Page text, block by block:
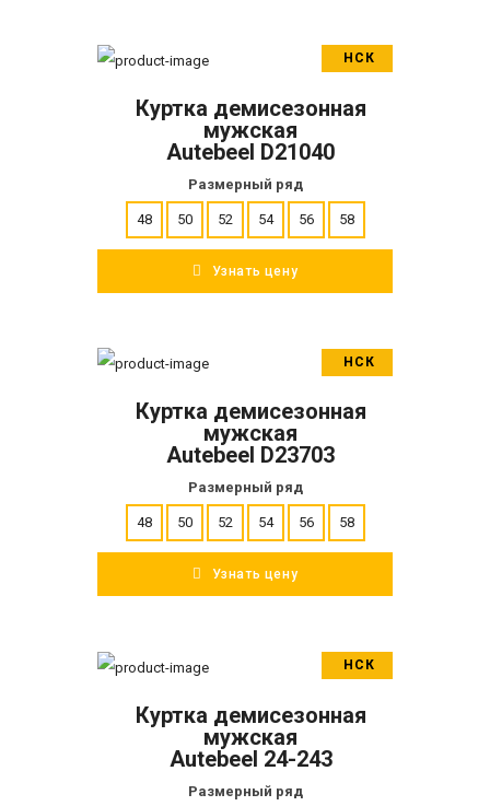
НСК
ПОДРОБНЕЕ
Куртка демисезонная
мужская
Autebeel D21040
Размерный ряд
48 50 52 54 56 58
Узнать цену
НСК
ПОДРОБНЕЕ
Куртка демисезонная
мужская
Autebeel D23703
Размерный ряд
48 50 52 54 56 58
Узнать цену
НСК
ПОДРОБНЕЕ
Куртка демисезонная
мужская
Autebeel 24-243
Размерный ряд